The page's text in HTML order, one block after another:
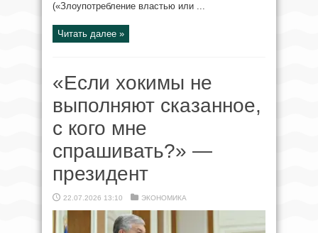
(«Злоупотребление властью или ...
Читать далее »
«Если хокимы не
выполняют сказанное,
с кого мне
спрашивать?» —
президент
22.07.2026 13:10 ЭКОНОМИКА